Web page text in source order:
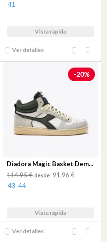
41
Vista rápida
Ver detalles
Añadir
lista
de
Añadir
al
comparador
-20%
Diadora Magic Basket Demi Cut Suede White/Dark Forest
114,95 € desde 91,96 €
43 44
Vista rápida
Ver detalles
Añadir
Añadir
al